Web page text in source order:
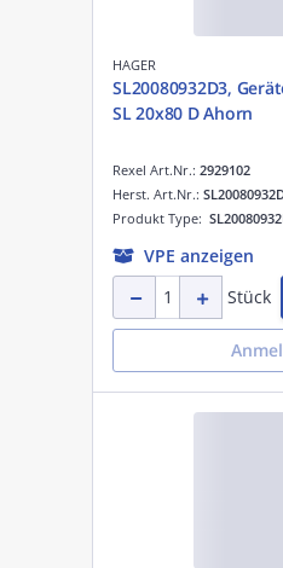
HAGER
SL20080932D3,
SL 20x80 D Ahorn
Rexel Art.Nr.: 2929102
Produkt Type:
Herst. Art.Nr.:
VPE anzeigen
Stück